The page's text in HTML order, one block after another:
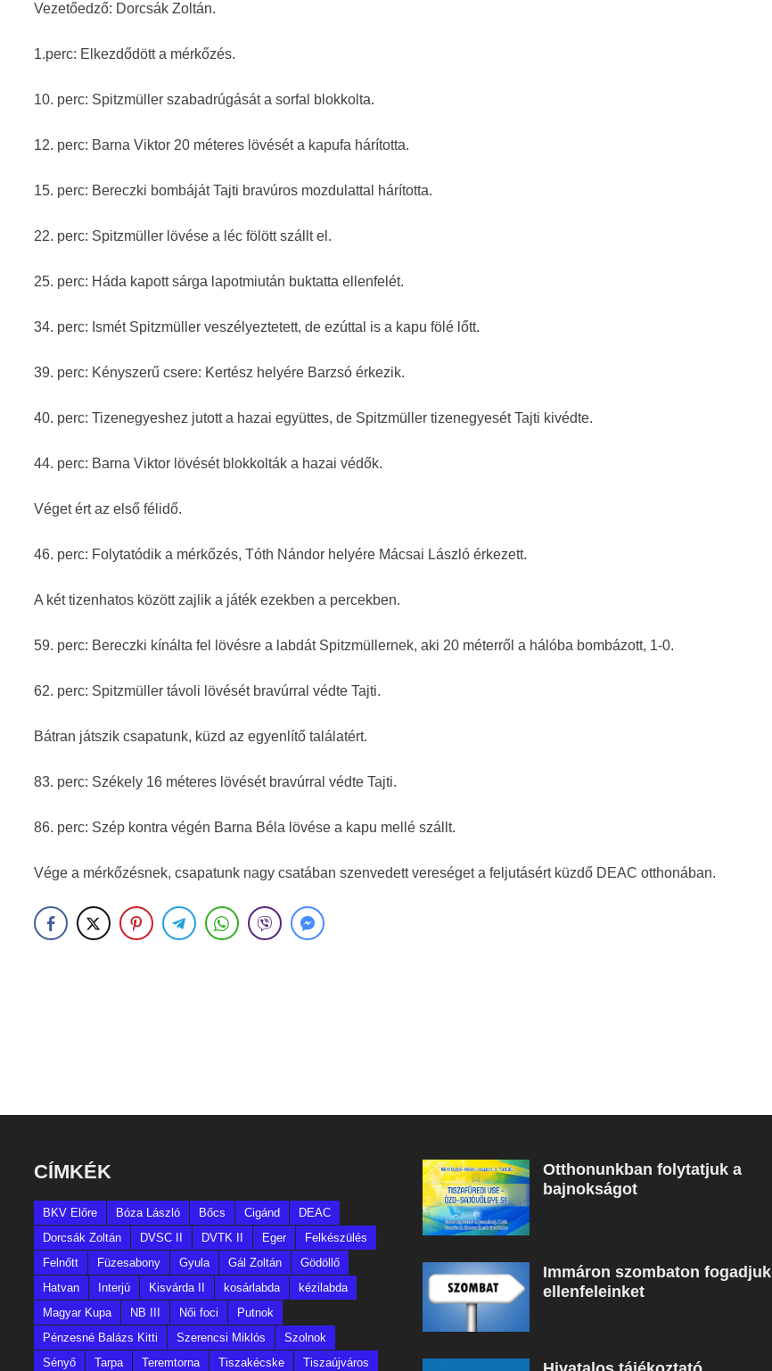
Vezetőedző: Dorcsák Zoltán.
1.perc: Elkezdődött a mérkőzés.
10. perc: Spitzmüller szabadrúgását a sorfal blokkolta.
12. perc: Barna Viktor 20 méteres lövését a kapufa hárította.
15. perc: Bereczki bombáját Tajti bravúros mozdulattal hárította.
22. perc: Spitzmüller lövése a léc fölött szállt el.
25. perc: Háda kapott sárga lapotmiután buktatta ellenfelét.
34. perc: Ismét Spitzmüller veszélyeztetett, de ezúttal is a kapu fölé lőtt.
39. perc: Kényszerű csere: Kertész helyére Barzsó érkezik.
40. perc: Tizenegyeshez jutott a hazai együttes, de Spitzmüller tizenegyesét Tajti kivédte.
44. perc: Barna Viktor lövését blokkolták a hazai védők.
Véget ért az első félidő.
46. perc: Folytatódik a mérkőzés, Tóth Nándor helyére Mácsai László érkezett.
A két tizenhatos között zajlik a játék ezekben a percekben.
59. perc: Bereczki kínálta fel lövésre a labdát Spitzmüllernek, aki 20 méterről a hálóba bombázott, 1-0.
62. perc: Spitzmüller távoli lövését bravúrral védte Tajti.
Bátran játszik csapatunk, küzd az egyenlítő találatért.
83. perc: Székely 16 méteres lövését bravúrral védte Tajti.
86. perc: Szép kontra végén Barna Béla lövése a kapu mellé szállt.
Vége a mérkőzésnek, csapatunk nagy csatában szenvedett vereséget a feljutásért küzdő DEAC otthonában.
CÍMKÉK
BKV Előre Bóza László Bőcs Cigánd
DEAC
Dorcsák Zoltán
DVSC II DVTK II Eger
Felkészülés
Felnőtt
Füzesabony Gyula Gál Zoltán
Gödöllő
Hatvan
Interjú Kisvárda II kosárlabda
kézilabda
Magyar Kupa
NB III Női foci
Putnok
Pénzesné Balázs Kitti
Szerencsi Miklós
Szolnok
Sényő
Tarpa Teremtorna Tiszakécske Tiszaújváros
Otthonunkban folytatjuk a
bajnokságot
Immáron szombaton fogadjuk
ellenfeleinket